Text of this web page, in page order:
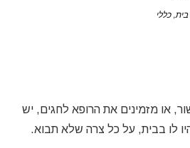
בית,כללי
או מזמינים את הרופא לחגים, יש
לו בבית, על כל צרה שלא תבוא.